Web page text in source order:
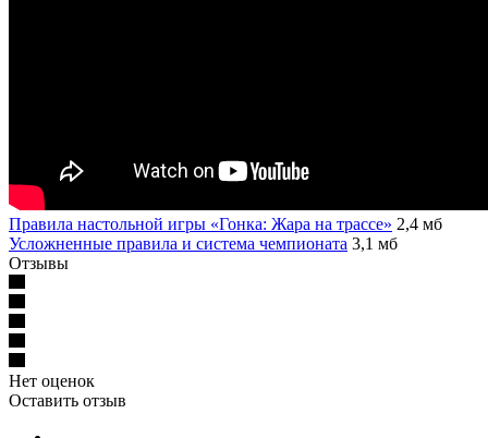
Правила настольной игры «Гонка: Жара на трассе» 2,4 мб
Усложненные правила и система чемпионата 3,1 мб
Отзывы
Нет оценок
Оставить отзыв